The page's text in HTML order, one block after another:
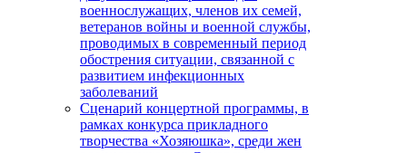
военнослужащих, членов их семей,
ветеранов войны и военной службы,
проводимых в современный период
обострения ситуации, связанной с
развитием инфекционных
заболеваний
Сценарий концертной программы, в
рамках конкурса прикладного
творчества «Хозяюшка», среди жен